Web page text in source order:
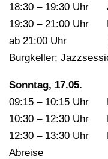
18:30 – 19:30 Uhr
19:30 – 21:00 Uhr
ab 21:00 Uhr
Burgkeller;
Sonntag, 17.05.
09:15 – 10:15 Uhr
10:30 – 12:30 Uhr
12:30 – 13:30 Uhr
Abreise